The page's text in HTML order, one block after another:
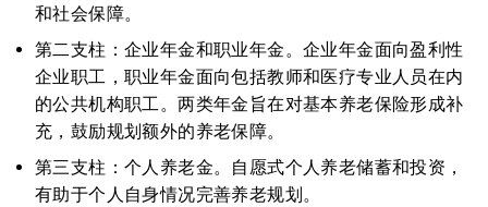
和社会保障。
第二支柱：企业年金和职业年金。企业年金面向盈利性
企业职工，职业年金面向包括教师和医疗专业人员在内
的公共机构职工。两类年金旨在对基本养老保险形成补
充，鼓励规划额外的养老保障。
第三支柱：个人养老金。自愿式个人养老储蓄和投资，
有助于个人自身情况完善养老规划。